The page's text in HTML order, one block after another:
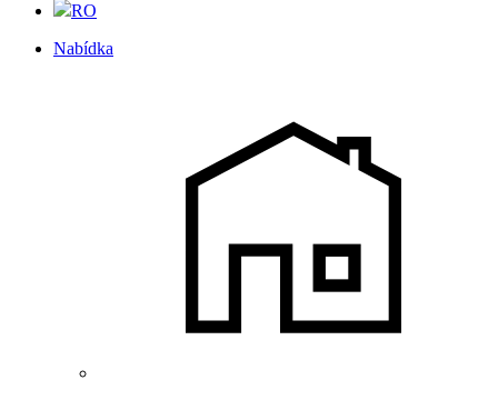
RO
Nabídka